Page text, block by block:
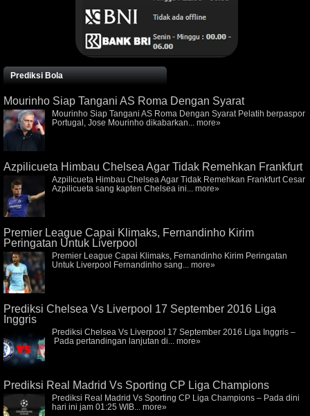
Prediksi Bola
Mourinho Siap Tangani AS Roma Dengan Syarat
Mourinho Siap Tangani AS Roma Dengan Syarat Pelatih berpaspor
Portugal, Jose Mourinho dikabarkan... more»
Azpilicueta Himbau Chelsea Agar Tidak Remehkan Frankfurt
Azpilicueta Himbau Chelsea Agar Tidak Remehkan Frankfurt Cesar
Azpilicueta sang kapten Chelsea ini... more»
Premier League Capai Klimaks, Fernandinho Kirim
Peringatan Untuk Liverpool
Premier League Capai Klimaks, Fernandinho Kirim Peringatan
Untuk Liverpool Fernandinho sang... more»
Prediksi Chelsea Vs Liverpool 17 September 2016 Liga
Inggris
Prediksi Chelsea Vs Liverpool 17 September 2016 Liga Inggris –
Pada pertandingan lanjutan di... more»
Prediksi Real Madrid Vs Sporting CP Liga Champions
Prediksi Real Madrid Vs Sporting CP Liga Champions – Pada dini
hari ini jam 01:25 WIB... more»